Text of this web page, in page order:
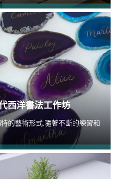
西洋書法工作坊
的藝術形式,隨著不斷的練習和